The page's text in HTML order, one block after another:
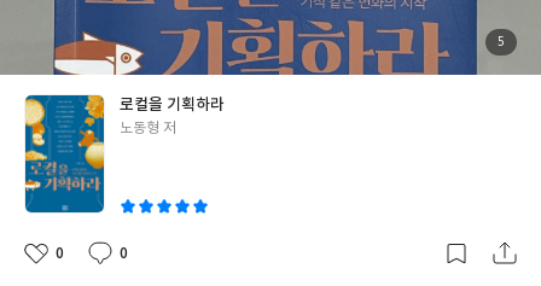
팀 판촉과장으로서 애니콜, 파브, 지펠, 센스, 하우젠 등의 브랜드를
성공적으로 런칭한 K-브랜드계의 살아있는 역사와 같은 사람이다.
이 저서 외에도 기획 관련된 수개의 도서를 출간한 이력이 있다. 브
랜드에서 관심을 멈추지 않고 나아가 인구감소로 인한 지역소멸에
관심을 가지며 로컬 기획을 통한 지역의 고유한 가치를 발굴하여 지
역경제와 문화를 활성할 수 있도록 지역 콘텐츠가 품고 있는 가능성
을 탐구하고 있다. 그런 깊은 내공과 인사이트가 한 권에 담겨있다.
이 책은 지역의 고유 문화와 자원을 콘텐츠화하는 기획 방법을 체계
영, 마케팅 분야의 전공자가 아닌 사람이 이해하기에 부분 부분에서
첨
부
사
5
로컬을 기획하라
글
노동형 저
좋
0
댓
0
작